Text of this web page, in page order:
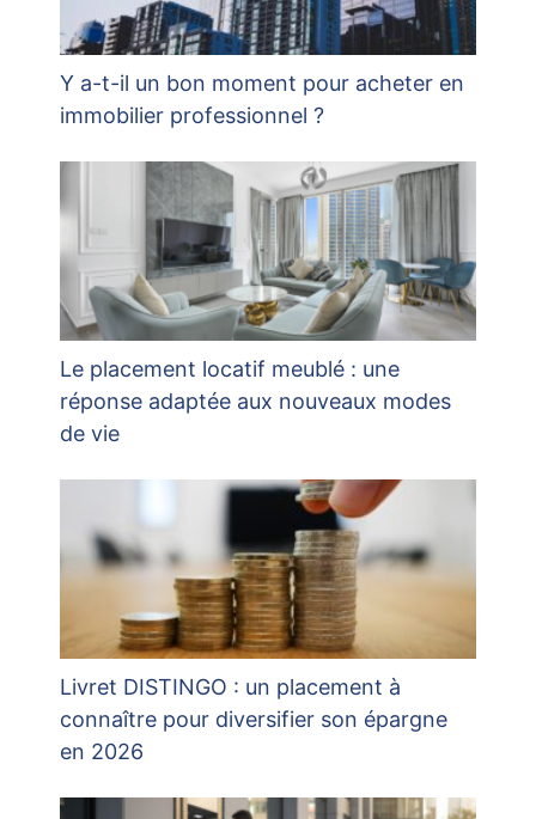
Y a-t-il un bon moment pour acheter en
immobilier professionnel ?
Le placement locatif meublé : une
réponse adaptée aux nouveaux modes
de vie
Livret DISTINGO : un placement à
connaître pour diversifier son épargne
en 2026